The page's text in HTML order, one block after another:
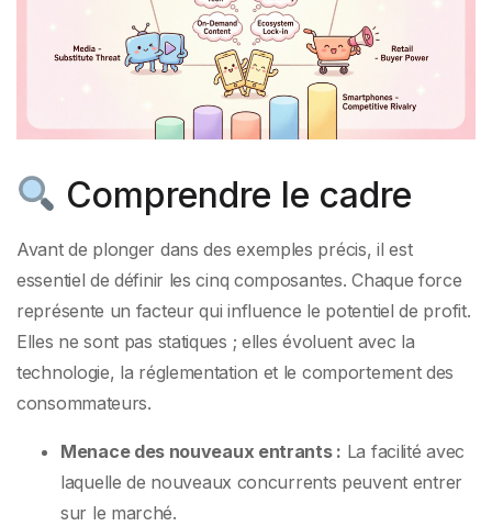
Comprendre le cadre
Avant de plonger dans des exemples précis, il est
essentiel de définir les cinq composantes. Chaque force
représente un facteur qui influence le potentiel de profit.
Elles ne sont pas statiques ; elles évoluent avec la
technologie, la réglementation et le comportement des
consommateurs.
Menace des nouveaux entrants : La facilité avec
laquelle de nouveaux concurrents peuvent entrer
sur le marché.